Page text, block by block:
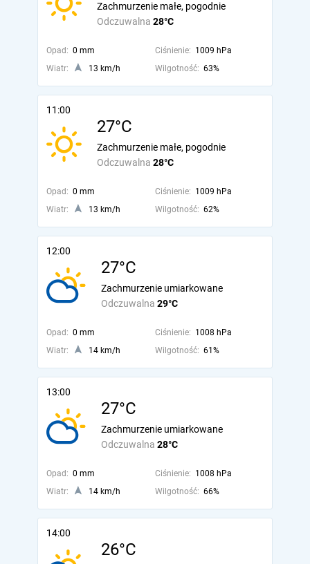
Odczuwalna 28°C
Zachmurzenie małe, pogodnie
Opad: 0 mm Ciśnienie: 1009 hPa
Wiatr:
13 km/h Wilgotność: 63%
11:00
27°C
Odczuwalna 28°C
Zachmurzenie małe, pogodnie
Opad: 0 mm Ciśnienie: 1009 hPa
Wiatr:
13 km/h Wilgotność: 62%
12:00
27°C
Odczuwalna 29°C
Zachmurzenie umiarkowane
Opad: 0 mm Ciśnienie: 1008 hPa
Wiatr:
14 km/h Wilgotność: 61%
13:00
27°C
Odczuwalna 28°C
Zachmurzenie umiarkowane
Opad: 0 mm Ciśnienie: 1008 hPa
Wiatr:
14 km/h Wilgotność: 66%
14:00
26°C